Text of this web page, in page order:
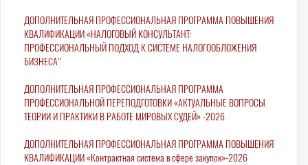
ДОПОЛНИТЕЛЬНАЯ ПРОФЕССИОНАЛЬНАЯ ПРОГРАММА ПОВЫШЕНИЯ
КВАЛИФИКАЦИИ «НАЛОГОВЫЙ КОНСУЛЬТАНТ:
ПРОФЕССИОНАЛЬНЫЙ ПОДХОД К СИСТЕМЕ НАЛОГООБЛОЖЕНИЯ
БИЗНЕСА"
ДОПОЛНИТЕЛЬНАЯ ПРОФЕССИОНАЛЬНАЯ ПРОГРАММА
ПРОФЕССИОНАЛЬНОЙ ПЕРЕПОДГОТОВКИ «АКТУАЛЬНЫЕ ВОПРОСЫ
ТЕОРИИ И ПРАКТИКИ В РАБОТЕ МИРОВЫХ СУДЕЙ» -2026
ДОПОЛНИТЕЛЬНАЯ ПРОФЕССИОНАЛЬНАЯ ПРОГРАММА ПОВЫШЕНИЯ
КВАЛИФИКАЦИИ «Контрактная система в сфере закупок»-2026